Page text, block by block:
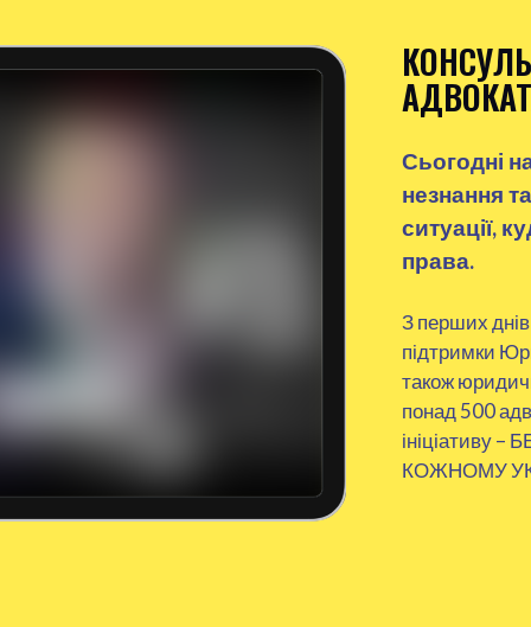
Сьогодні
незнання
ситуації,
права.
З перших
підтримки
також
понад 500
ініціативу
КОЖНОМУ